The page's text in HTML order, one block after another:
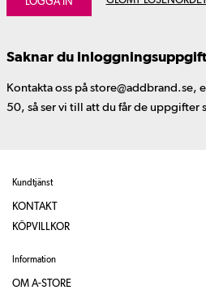
Saknar du
Kontakta oss på store@addbrand.se,
50, så ser vi till att du får de uppgifter
Kundtjänst
KONTAKT
KÖPVILLKOR
Information
OM A-STORE